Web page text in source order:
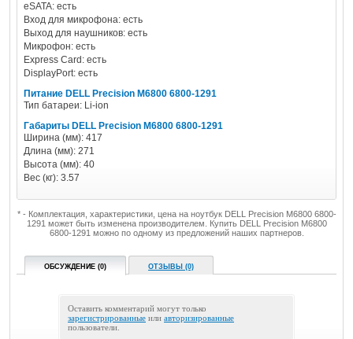
eSATA: есть
Вход для микрофона: есть
Выход для наушников: есть
Микрофон: есть
Express Card: есть
DisplayPort: есть
Питание DELL Precision M6800 6800-1291
Тип батареи: Li-ion
Габариты DELL Precision M6800 6800-1291
Ширина (мм): 417
Длина (мм): 271
Высота (мм): 40
Вес (кг): 3.57
* - Комплектация, характеристики, цена на ноутбук DELL Precision M6800 6800-
1291 может быть изменена производителем. Купить DELL Precision M6800
6800-1291 можно по одному из предложений наших партнеров.
ОБСУЖДЕНИЕ (0) ОТЗЫВЫ (0)
Оставить комментарий могут только
зарегистрированные или авторизированные
пользователи.